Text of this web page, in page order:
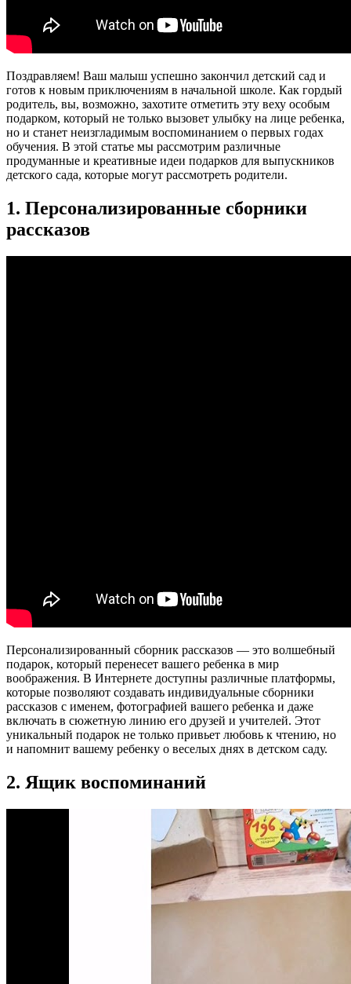
Поздравляем! Ваш малыш успешно закончил детский сад и
готов к новым приключениям в начальной школе. Как гордый
родитель, вы, возможно, захотите отметить эту веху особым
подарком, который не только вызовет улыбку на лице ребенка,
но и станет неизгладимым воспоминанием о первых годах
обучения. В этой статье мы рассмотрим различные
продуманные и креативные идеи подарков для выпускников
детского сада, которые могут рассмотреть родители.
1. Персонализированные сборники
рассказов
Персонализированный сборник рассказов — это волшебный
подарок, который перенесет вашего ребенка в мир
воображения. В Интернете доступны различные платформы,
которые позволяют создавать индивидуальные сборники
рассказов с именем, фотографией вашего ребенка и даже
включать в сюжетную линию его друзей и учителей. Этот
уникальный подарок не только привьет любовь к чтению, но
и напомнит вашему ребенку о веселых днях в детском саду.
2. Ящик воспоминаний